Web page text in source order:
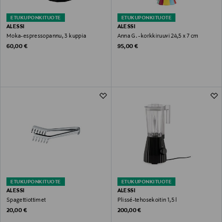
ETUKUPONKITUOTE
ALESSI
Moka-espressopannu, 3 kuppia
Original Price
60,00 €
ETUKUPONKITUOTE
ALESSI
Anna G. -korkkiruuvi 24,5 x 7 cm
Original Price
95,00 €
ETUKUPONKITUOTE
ALESSI
Spagettiottimet
Original Price
20,00 €
ETUKUPONKITUOTE
ALESSI
Plissé-tehosekoitin 1,5 l
Original Price
200,00 €